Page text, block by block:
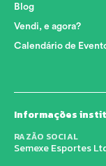
Blog
Vendi, e agora?
Calendário de
Informações
RAZÃO SOCIAL
Semexe Esportes